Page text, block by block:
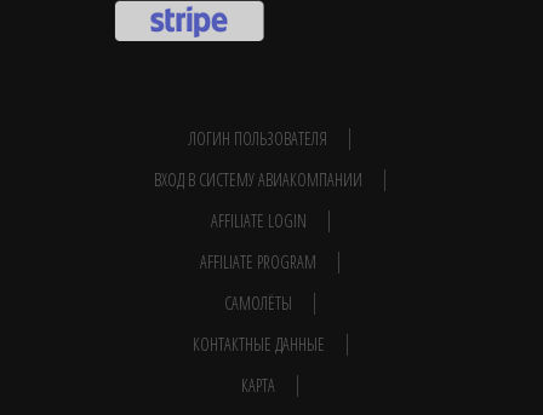
ЛОГИН ПОЛЬЗОВАТЕЛЯ
ВХОД В СИСТЕМУ АВИАКОМПАНИИ
AFFILIATE LOGIN
AFFILIATE PROGRAM
САМОЛЁТЫ
КОНТАКТНЫЕ ДАННЫЕ
КАРТА